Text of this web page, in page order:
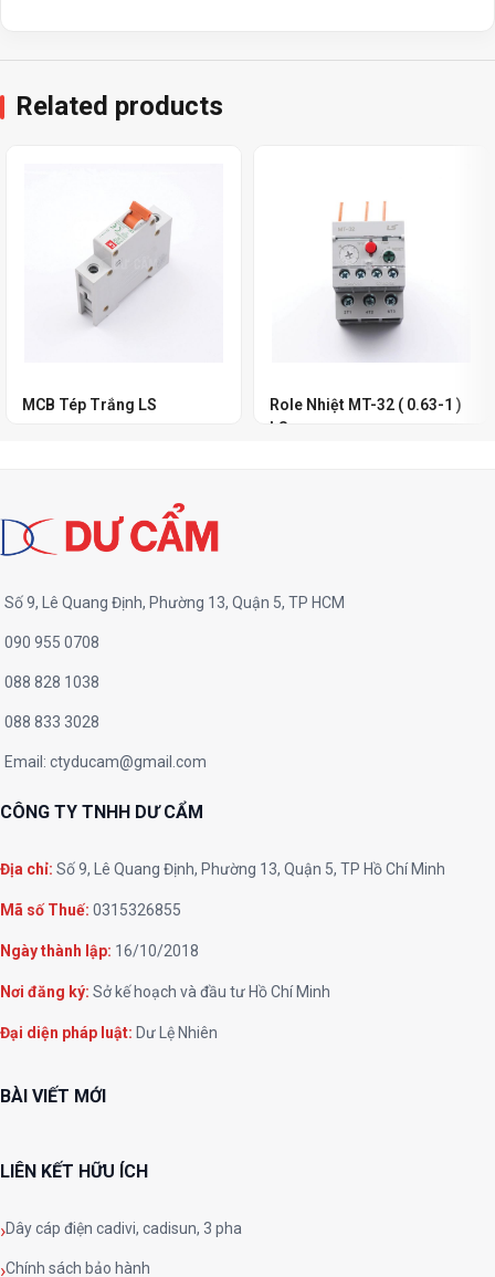
Related products
MCB Tép Trắng LS
Role Nhiệt MT-32 ( 0.63-1 )
LS
Số 9, Lê Quang Định, Phường 13, Quận 5, TP HCM
090 955 0708
088 828 1038
088 833 3028
Email: ctyducam@gmail.com
CÔNG TY TNHH DƯ CẨM
Địa chỉ: Số 9, Lê Quang Định, Phường 13, Quận 5, TP Hồ Chí Minh
Mã số Thuế: 0315326855
Ngày thành lập: 16/10/2018
Nơi đăng ký: Sở kế hoạch và đầu tư Hồ Chí Minh
Đại diện pháp luật: Dư Lệ Nhiên
BÀI VIẾT MỚI
LIÊN KẾT HỮU ÍCH
Dây cáp điện cadivi, cadisun, 3 pha
Chính sách bảo hành